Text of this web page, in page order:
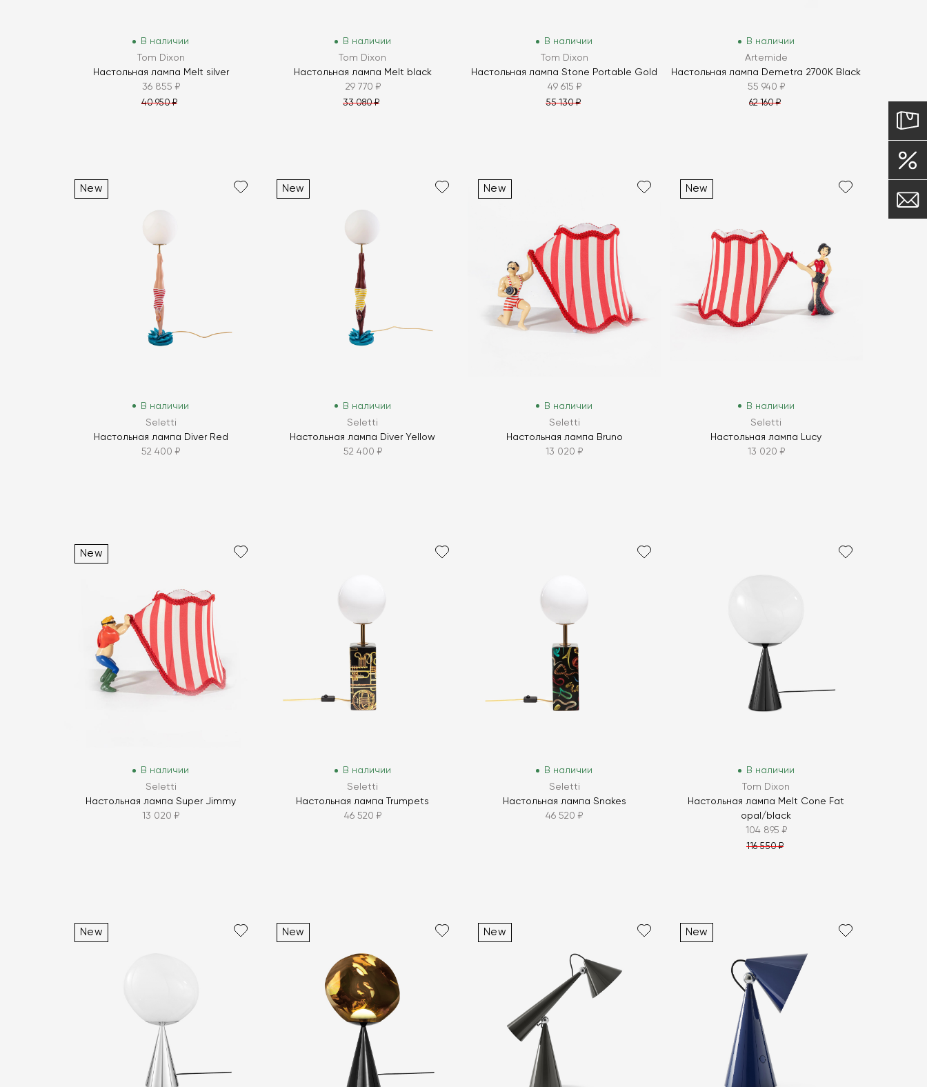
В наличии
Tom Dixon
Настольная лампа Melt silver
36 855 ₽
40 950 ₽
В наличии
Tom Dixon
Настольная лампа Melt black
29 770 ₽
33 080 ₽
В наличии
Tom Dixon
Настольная лампа Stone Portable Gold
49 615 ₽
55 130 ₽
В наличии
Artemide
Настольная лампа Demetra 2700K Black
55 940 ₽
62 160 ₽
New
В наличии
Seletti
Настольная лампа Diver Red
52 400 ₽
New
В наличии
Seletti
Настольная лампа Diver Yellow
52 400 ₽
New
В наличии
Seletti
Настольная лампа Bruno
13 020 ₽
New
В наличии
Seletti
Настольная лампа Lucy
13 020 ₽
New
В наличии
Seletti
Настольная лампа Super Jimmy
13 020 ₽
В наличии
Seletti
Настольная лампа Trumpets
46 520 ₽
В наличии
Seletti
Настольная лампа Snakes
46 520 ₽
В наличии
Tom Dixon
Настольная лампа Melt Cone Fat
opal/black
104 895 ₽
116 550 ₽
New New New New